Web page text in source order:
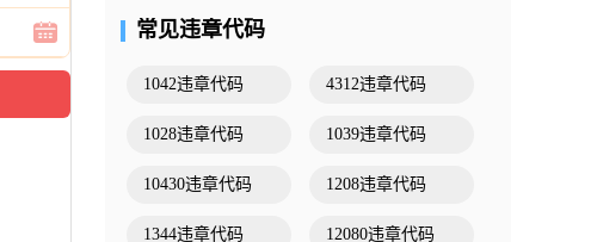
常见违章代码
1042违章代码 4312违章代码
1028违章代码 1039违章代码
10430违章代码 1208违章代码
1344违章代码 12080违章代码